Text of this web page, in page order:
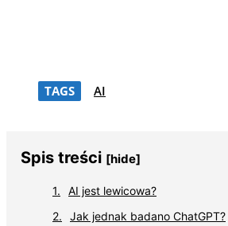
TAGS AI
Spis treści [hide]
AI jest lewicowa?
Jak jednak badano ChatGPT?